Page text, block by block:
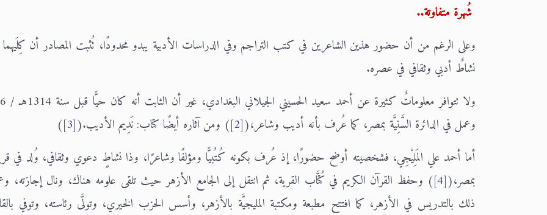
شُهرة متفاوتة..
وعلى الرغم من أن حضور هذين الشاعرين في كتب التراجم وفي الدراسات الأدبية يبدو محدودًا، تُثبت المصادر أن
نشاطٌ أدبي وثقافي في عصره.
وعمل في الدائرة السَّنِيَّة بمصر، كما عُرف بأنه أديب وشاعر،([2] ) ومن آثاره أيضًا كتاب: نَدِيم الأديب.([3]
)
أما أحمد علي المَلِيْجِي، فشخصيته أوضح حضورًا، إذ عُرف بكونه كُتُبيًّا ومؤلفًا وشاعرًا، وذا نشاطٍ دعوي وثقافي، وُلد في
بمصر،([4] ) وحفظ القرآن الكريم في كُتَّاب القرية، ثم انتقل إلى الجامع الأزهر حيث تلقى علومه هناك، ونال إجازته،
ذلك بالتدريس في الأزهر، كما افتتح مطبعة ومكتبة المليجيَّة بالأزهر، وأسس الحزب الخيري، وتولَّى رئاسته، وتوفي